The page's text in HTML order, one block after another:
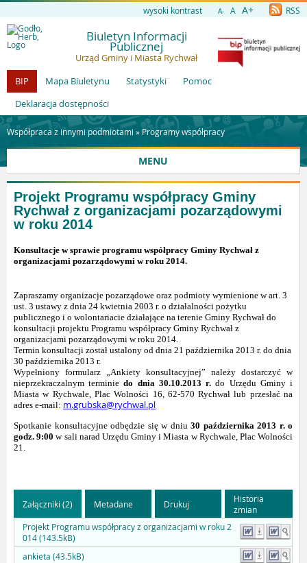
wysoki kontrast A- A A+ RSS
Biuletyn Informacji
Publicznej
Urząd Gminy i Miasta Rychwał
BIP
Mapa Biuletynu Statystyki
Pomoc
Deklaracja dostępności
Współpraca z innymi podmiotami » Programy współpracy
MENU
Projekt Programu współpracy Gminy
Rychwał z organizacjami pozarządowymi
w roku 2014
Konsultacje w sprawie programu współpracy Gminy Rychwał z
organizacjami pozarządowymi w roku 2014.
Zapraszamy organizacje pozarządowe oraz podmioty wymienione w art. 3
ust. 3 ustawy z dnia 24 kwietnia 2003 r. o działalności pożytku
publicznego i o wolontariacie działające na terenie Gminy Rychwał do
konsultacji projektu Programu współpracy Gminy Rychwał z
organizacjami pozarządowymi w roku 2014.
Termin konsultacji został ustalony od dnia 21 października 2013 r. do dnia
30 października 2013 r.
Wypełniony formularz „Ankiety konsultacyjnej” należy dostarczyć w
nieprzekraczalnym terminiedo dnia 30.10.2013 r. do Urzędu Gminy i
Miasta w Rychwale, Plac Wolności 16, 62-570 Rychwał lub przesłać na
adres e-mail: m.grubska@rychwal.pl
Spotkanie konsultacyjne odbędzie się w dniu 30 października 2013 r. o
godz. 9:00 w sali narad Urzędu Gminy i Miasta w Rychwale, Plac Wolności
21.
Załączniki (2) Metadane Drukuj
Historia
zmian
Projekt Programu współpracy z organizacjami w roku 2
014 (143.5kB)
ankieta (43.5kB)